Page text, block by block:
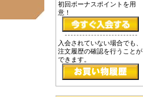
初回ボーナスポイントを用
意！
入会されていない場合でも、
注文履歴の確認を行うことが
できます。